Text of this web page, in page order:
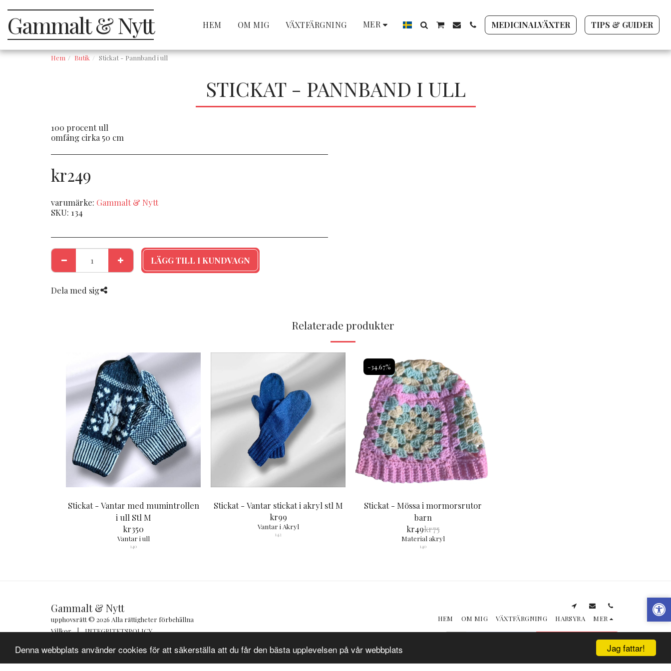
Jag fattar!
Denna webbplats använder cookies för att säkerställa att du får den bästa upplevelsen på vår webbplats
Gammalt & Nytt HEM OM MIG VÄXTFÄRGNING MER MEDICINALVÄXTER TIPS & GUIDER
Hem Butik Stickat - Pannband i ull
STICKAT - PANNBAND I ULL
100 procent ull
omfång cirka 50 cm
kr249
varumärke: Gammalt & Nytt
SKU: 134
LÄGG TILL I KUNDVAGN
Dela med sig
Relaterade produkter
Stickat - Vantar med mumintrollen
i ull Stl M
kr350
Vantar i ull
140
Stickat - Vantar stickat i akryl stl M
kr99
Vantar i Akryl
142
-34.67%
Stickat - Mössa i mormorsrutor
barn
kr75
kr49
Material akryl
140
Gammalt & Nytt
upphovsrätt © 2026 Alla rättigheter förbehållna
Villkor|INTEGRITETSPOLICY
HEM OM MIG VÄXTFÄRGNING HARSYRA MER
PRENUMERERA